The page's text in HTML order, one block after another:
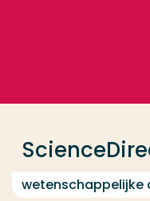
wetenschappelijke
Opleiding
Contact